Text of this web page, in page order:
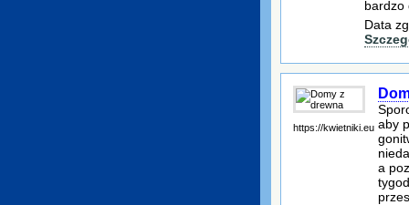
bardzo
Data
https://kwietniki.eu aby
a